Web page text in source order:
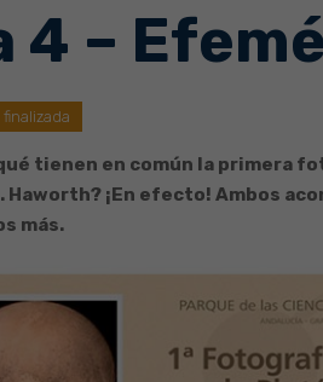
4 –
tienen en común la primera
Haworth? ¡En efecto! Ambos
más.